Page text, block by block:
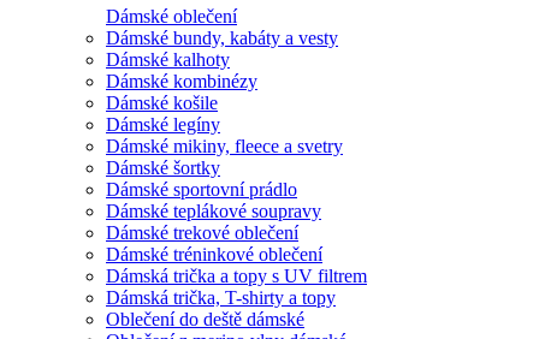
Dámské oblečení
Dámské bundy, kabáty a vesty
Dámské kalhoty
Dámské kombinézy
Dámské košile
Dámské legíny
Dámské mikiny, fleece a svetry
Dámské šortky
Dámské sportovní prádlo
Dámské teplákové soupravy
Dámské trekové oblečení
Dámské tréninkové oblečení
Dámská trička a topy s UV filtrem
Dámská trička, T-shirty a topy
Oblečení do deště dámské